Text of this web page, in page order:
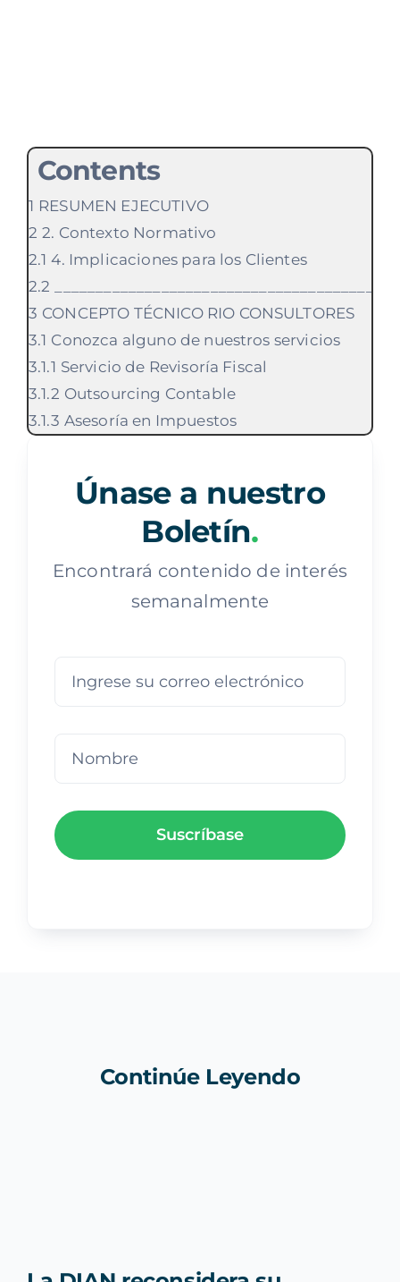
Contents
RESUMEN EJECUTIVO
2. Contexto Normativo
4. Implicaciones para los Clientes
CONCEPTO TÉCNICO RIO CONSULTORES
Conozca alguno de nuestros servicios
Servicio de Revisoría Fiscal
Outsourcing Contable
Asesoría en Impuestos
Únase a nuestro
Boletín.
Encontrará contenido de interés
semanalmente
Suscríbase
Continúe Leyendo